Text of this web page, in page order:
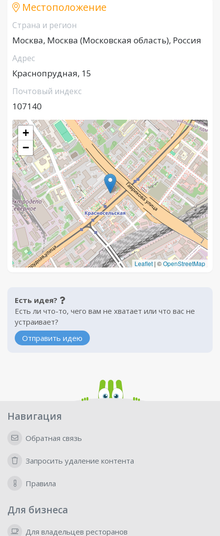
Местоположение
Страна и регион
Москва, Москва (Московская область), Россия
Адрес
Краснопрудная, 15
Почтовый индекс
107140
+
−
Leaflet | ©OpenStreetMap
Есть идея?
Есть ли что-то, чего вам не хватает или что вас не
устраивает?
Отправить идею
Навигация
Обратная связь
Запросить удаление контента
Правила
Для бизнеса
Для владельцев ресторанов